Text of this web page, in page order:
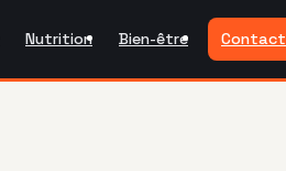
Nutrition Bien-être Contact